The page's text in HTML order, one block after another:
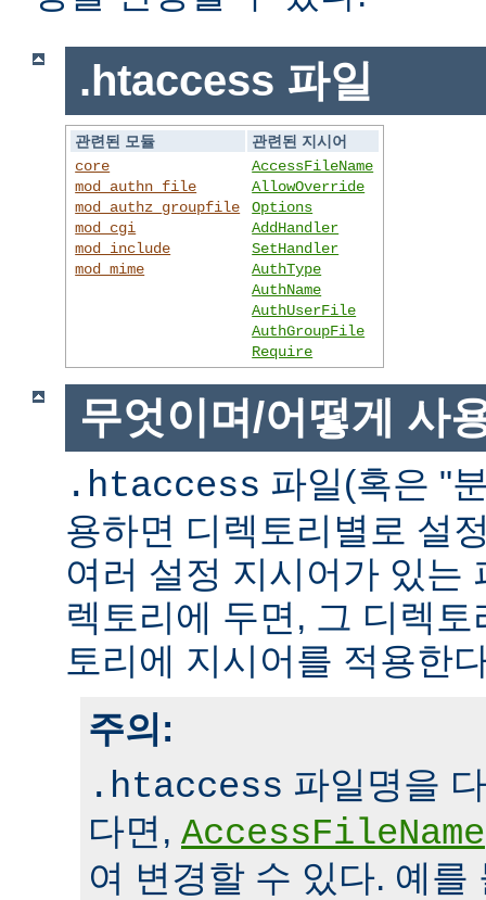
.htaccess 파일
관련된 모듈
관련된 지시어
core
mod_authn_file
mod_authz_groupfile
mod_cgi
mod_include
mod_mime
AccessFileName
AllowOverride
Options
AddHandler
SetHandler
AuthType
AuthName
AuthUserFile
AuthGroupFile
Require
무엇이며/어떻게 사
.htaccess 파일(혹은 "
용하면 디렉토리별로 설
여러 설정 지시어가 있는
렉토리에 두면, 그 디렉
토리에 지시어를 적용한
주의:
.htaccess 파일명을
다면, AccessFileName
여 변경할 수 있다. 예